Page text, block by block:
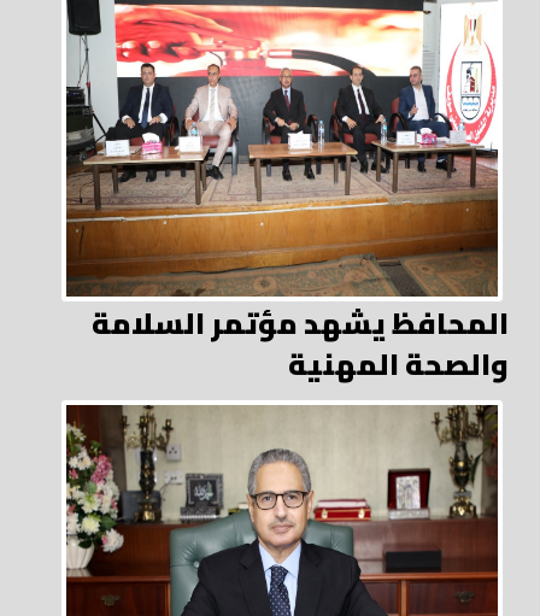
المحافظ يشهد مؤتمر السلامة
والصحة المهنية